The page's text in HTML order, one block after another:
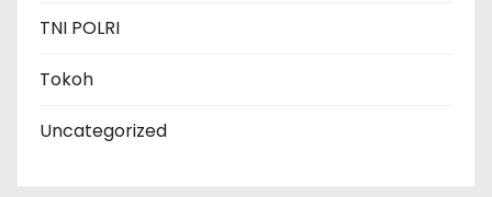
TNI POLRI
Tokoh
Uncategorized